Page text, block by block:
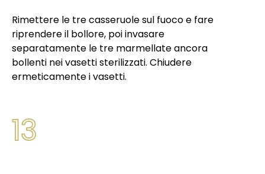
Rimettere le tre casseruole sul fuoco e fare
riprendere il bollore, poi invasare
separatamente le tre marmellate ancora
bollenti nei vasetti sterilizzati. Chiudere
ermeticamente i vasetti.
13